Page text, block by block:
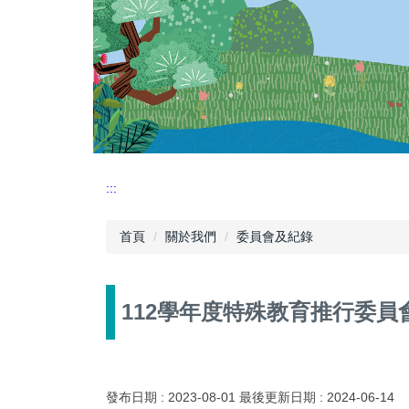
:::
首頁 關於我們 委員會及紀錄
112學年度特殊教育推行委員
發布日期 : 2023-08-01 最後更新日期 : 2024-06-14